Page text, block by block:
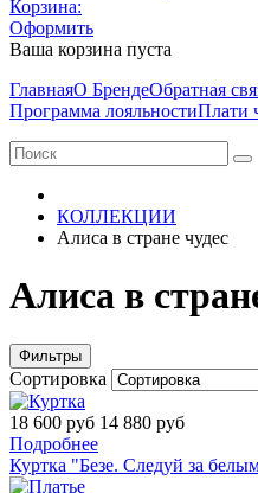
Корзина:
Оформить
Ваша корзина пуста
ГлавнаяО БрендеОбратная
Программа лояльностиПлати
КОЛЛЕКЦИИ
Алиса в стране чудес
Алиса в
Фильтры
Сортировка
18 600 руб 14 880 руб
Подробнее
Куртка "Безе. Следуй за